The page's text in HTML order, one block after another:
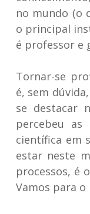
no mundo (o
o principal
é professor e
Tornar-se
é, sem
se destacar
percebeu as
científica em
estar neste
processos, é
Vamos para o